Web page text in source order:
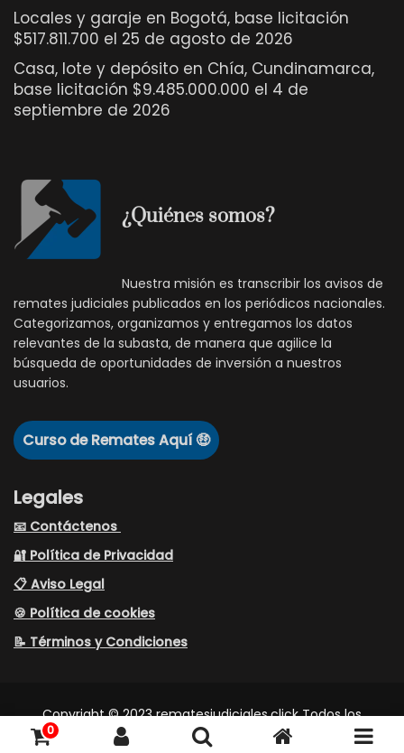
Locales y garaje en Bogotá, base licitación
$517.811.700 el 25 de agosto de 2026
Casa, lote y depósito en Chía, Cundinamarca,
base licitación $9.485.000.000 el 4 de
septiembre de 2026
¿Quiénes somos?
Nuestra misión es transcribir los avisos de
remates judiciales publicados en los periódicos nacionales.
Categorizamos, organizamos y entregamos los datos
relevantes de la subasta, de manera que agilice la
búsqueda de oportunidades de inversión a nuestros
usuarios.
Curso de Remates Aquí 🤑
Legales
📧 Contáctenos
🔐 Política de Privacidad
📋 Aviso Legal
🍪 Política de cookies
📝 Términos y Condiciones
Copyright © 2023 rematesjudiciales.click Todos los
derechos reservados.
0